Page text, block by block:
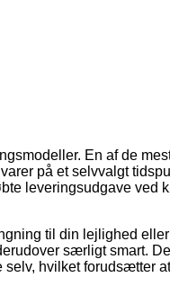
En af de
på et selvvalgt
leveringsudgave ved
til din lejlighed
særligt smart.
hvilket forudsætter